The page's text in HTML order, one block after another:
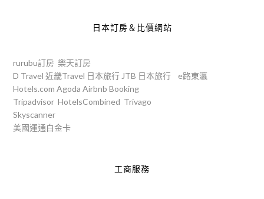
日本訂房＆比價網站
rurubu訂房 樂天訂房
D Travel 近畿Travel 日本旅行 JTB 日本旅行
e路東瀛
Hotels.com Agoda Airbnb Booking
Tripadvisor HotelsCombined Trivago
Skyscanner
美國運通白金卡
工商服務